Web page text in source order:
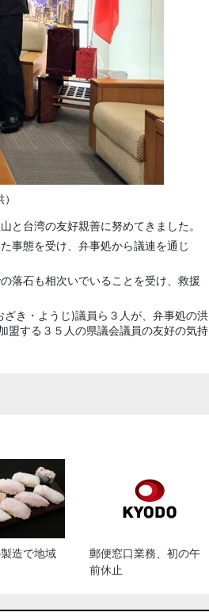
と台湾の友好親善に努めてきました。
事態を受け、弁事処から議連を通じ
落石も相次いでいることを受け、救援
ざき・ようじ)議員ら３人が、弁事処の洪
盟する３５人の県議会議員の友好の気持
造で地域
郵便窓口業務、初の午
前休止